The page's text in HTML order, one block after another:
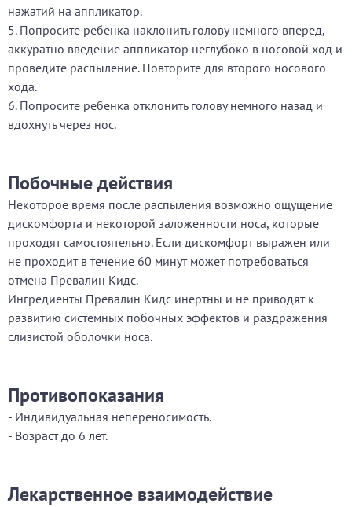
нажатий на аппликатор.
5. Попросите ребенка наклонить голову немного вперед,
аккуратно введение аппликатор неглубоко в носовой ход и
проведите распыление. Повторите для второго носового
хода.
6. Попросите ребенка отклонить голову немного назад и
вдохнуть через нос.
Побочные действия
Некоторое время после распыления возможно ощущение
дискомфорта и некоторой заложенности носа, которые
проходят самостоятельно. Если дискомфорт выражен или
не проходит в течение 60 минут может потребоваться
отмена Превалин Кидс.
Ингредиенты Превалин Кидс инертны и не приводят к
развитию системных побочных эффектов и раздражения
слизистой оболочки носа.
Противопоказания
- Индивидуальная непереносимость.
- Возраст до 6 лет.
Лекарственное взаимодействие